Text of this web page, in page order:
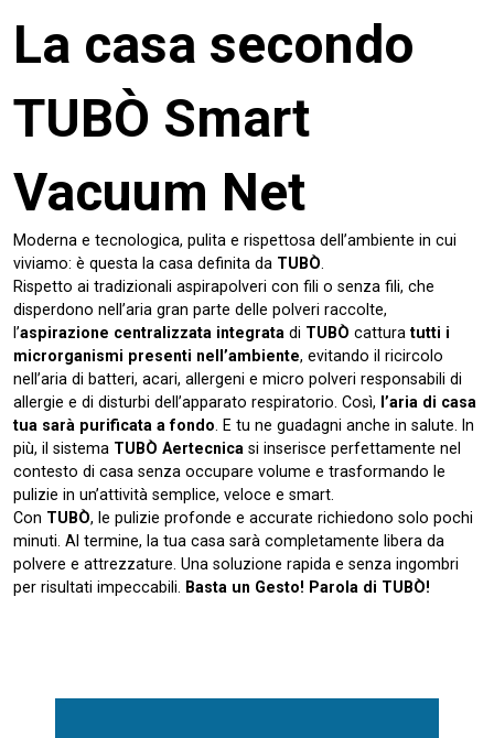
La casa secondo
TUBÒ Smart
Vacuum Net
Moderna e tecnologica, pulita e rispettosa dell’ambiente in cui
viviamo: è questa la casa definita da TUBÒ.
Rispetto ai tradizionali aspirapolveri con fili o senza fili, che
disperdono nell’aria gran parte delle polveri raccolte,
l’aspirazione centralizzata integrata di TUBÒ catturatutti i
microrganismi presenti nell’ambiente, evitando il ricircolo
nell’aria di batteri, acari, allergeni e micro polveri responsabili di
allergie e di disturbi dell’apparato respiratorio. Così, l’aria di casa
tua sarà purificata a fondo. E tu ne guadagni anche in salute. In
più, il sistema TUBÒ Aertecnica si inserisce perfettamente nel
contesto di casa senza occupare volume e trasformando le
pulizie in un’attività semplice, veloce e smart.
Con TUBÒ, le pulizie profonde e accurate richiedono solo pochi
minuti. Al termine, la tua casa sarà completamente libera da
polvere e attrezzature. Una soluzione rapida e senza ingombri
per risultati impeccabili. Basta un Gesto! Parola di TUBÒ!